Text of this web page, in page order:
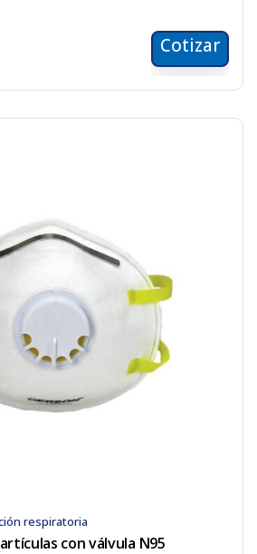
Cotizar
respiratoria
con válvula N95